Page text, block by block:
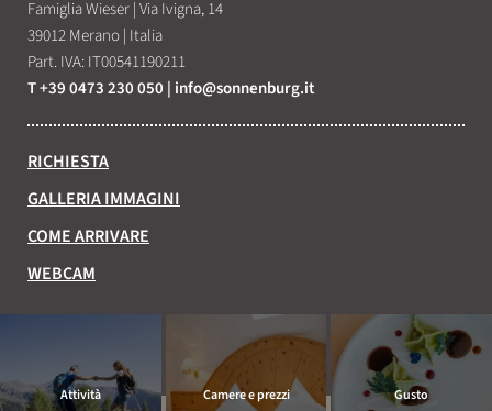
Famiglia Wieser|Via Ivigna, 14
39012 Merano| Italia
Part. IVA: IT00541190211
T +39 0473 230 050 | info@sonnenburg.it
RICHIESTA
GALLERIA IMMAGINI
COME ARRIVARE
WEBCAM
Attività Camere e prezzi Gusto